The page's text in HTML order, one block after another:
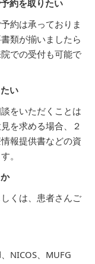
約を取りたい
約は承っておりま
類が揃いましたら
での受付も可能で
い
をいただくことは
を求める場合、２
報提供書などの資
。
くは、患者さんご
NICOS、MUFG